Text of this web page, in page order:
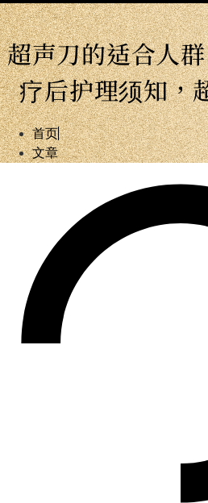
超声刀的适合人
疗后护理须知，
首页
文章